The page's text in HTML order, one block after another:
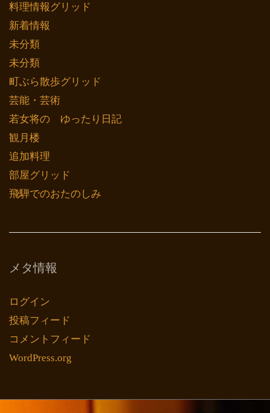
料理情報グリッド
新着情報
未分類
未分類
町ぶら散歩グリッド
芸能・芸術
若女将の ゆったり日記
観月楼
追加料理
部屋グリッド
飛騨でのおたのしみ
メタ情報
ログイン
投稿フィード
コメントフィード
WordPress.org